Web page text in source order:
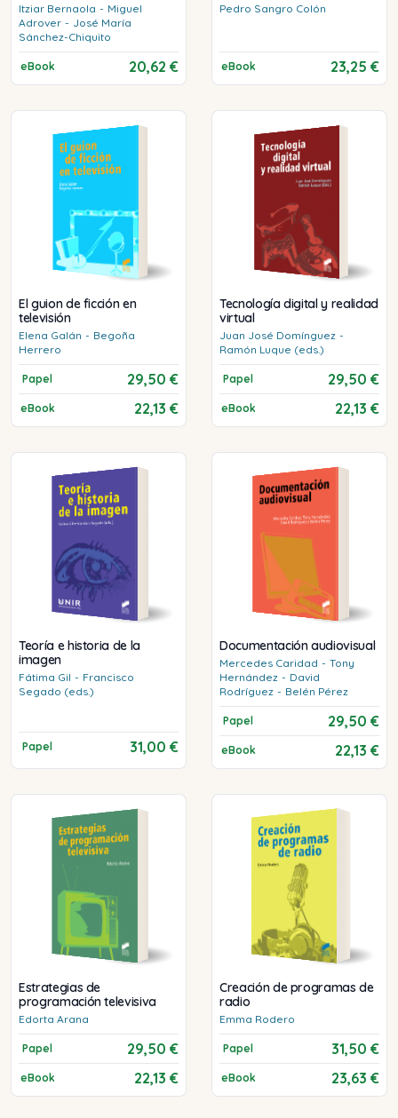
Itziar Bernaola - Miguel
Adrover - José María
Sánchez-Chiquito
eBook 20,62 €
Pedro Sangro Colón
eBook 23,25 €
El guion de ficción en
televisión
Elena Galán - Begoña
Herrero
Papel 29,50 €
eBook 22,13 €
Tecnología digital y realidad
virtual
Juan José Domínguez -
Ramón Luque (eds.)
Papel 29,50 €
eBook 22,13 €
Teoría e historia de la
imagen
Fátima Gil - Francisco
Segado (eds.)
Papel 31,00 €
Documentación audiovisual
Mercedes Caridad - Tony
Hernández - David
Rodríguez - Belén Pérez
Papel 29,50 €
eBook 22,13 €
Estrategias de
programación televisiva
Edorta Arana
Papel 29,50 €
eBook 22,13 €
Creación de programas de
radio
Emma Rodero
Papel 31,50 €
eBook 23,63 €